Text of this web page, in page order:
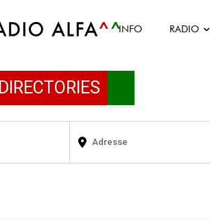
INFO RADIO
DIRECTORIES